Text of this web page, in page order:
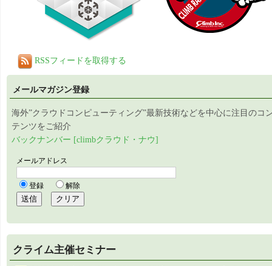
RSSフィードを取得する
メールマガジン登録
海外”クラウドコンピューティング”最新技術などを中心に注目のコ
テンツをご紹介
バックナンバー [climbクラウド・ナウ]
クライム主催セミナー